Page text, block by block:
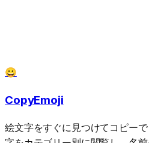
😀
CopyEmoji
絵文字をすぐに見つけてコピー